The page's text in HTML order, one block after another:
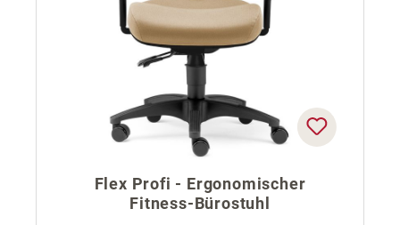
Flex Profi - Ergonomischer
Fitness-Bürostuhl